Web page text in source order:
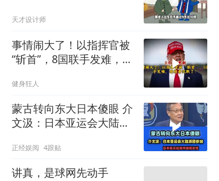
天才设计师
事情闹大了！以指挥官被
“斩首”，8国联手发难，特
健身狂人
蒙古转向东大日本傻眼 介
文汲：日本亚运会大陆派
正经娱阅 4跟贴
讲真，是球网先动手